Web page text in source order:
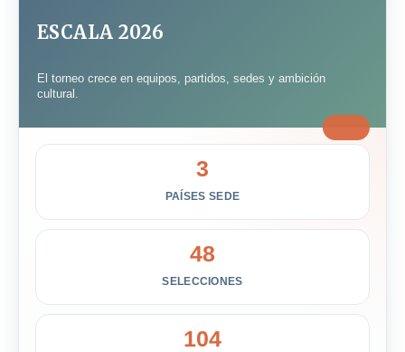
ESCALA 2026
El torneo crece en equipos, partidos, sedes y ambición
cultural.
3
PAÍSES SEDE
48
SELECCIONES
104